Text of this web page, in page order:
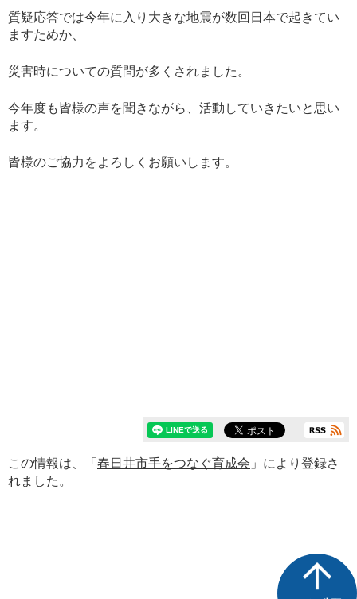
質疑応答では今年に入り大きな地震が数回日本で起きてい
ますためか、
災害時についての質問が多くされました。
今年度も皆様の声を聞きながら、活動していきたいと思い
ます。
皆様のご協力をよろしくお願いします。
この情報は、「 春日井市手をつなぐ育成会 」により登録さ
れました。